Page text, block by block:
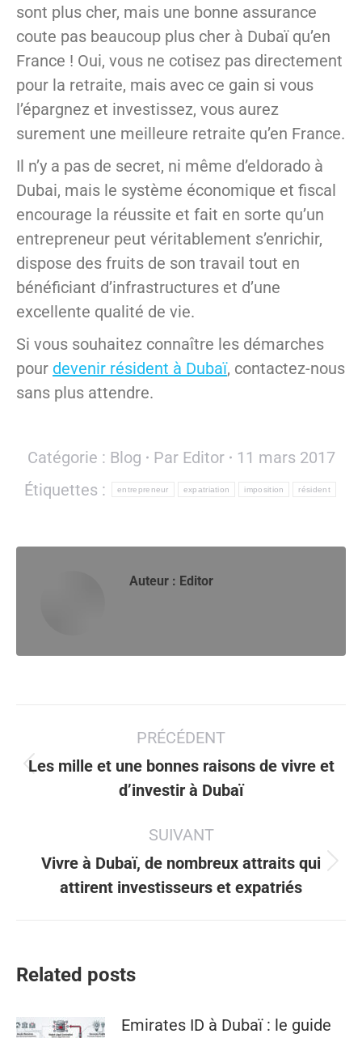
sont plus cher, mais une bonne assurance
coute pas beaucoup plus cher à Dubaï qu’en
France ! Oui, vous ne cotisez pas directement
pour la retraite, mais avec ce gain si vous
l’épargnez et investissez, vous aurez
surement une meilleure retraite qu’en France.
Il n’y a pas de secret, ni même d’eldorado à
Dubai, mais le système économique et fiscal
encourage la réussite et fait en sorte qu’un
entrepreneur peut véritablement s’enrichir,
dispose des fruits de son travail tout en
bénéficiant d’infrastructures et d’une
excellente qualité de vie.
Si vous souhaitez connaître les démarches
pour devenir résident à Dubaï, contactez-nous
sans plus attendre.
Catégorie : Blog Par Editor
11 mars 2017
Étiquettes :
entrepreneur expatriation imposition résident
Auteur : Editor
article
PRÉCÉDENT
Article
précédent
Les mille et une bonnes raisons de vivre et
d’investir à Dubaï
SUIVANT
Article
suivant
Vivre à Dubaï, de nombreux attraits qui
attirent investisseurs et expatriés
Related posts
Emirates ID à Dubaï : le guide